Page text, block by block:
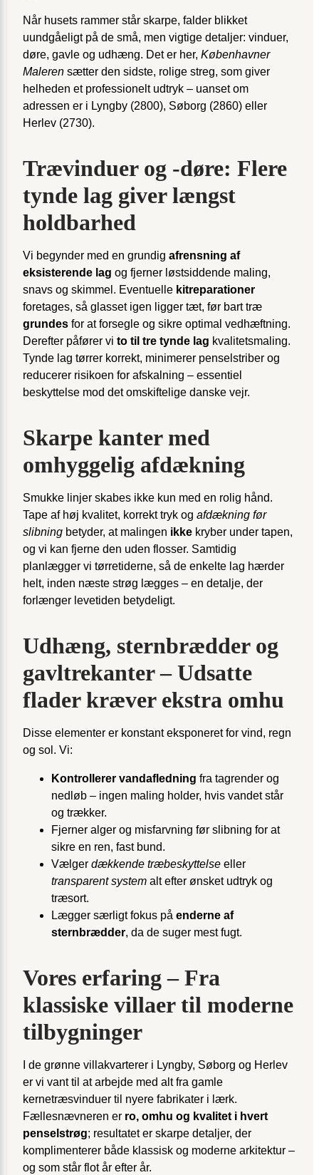
Når husets rammer står skarpe, falder blikket
uundgåeligt på de små, men vigtige detaljer: vinduer,
døre, gavle og udhæng. Det er her, Københavner
Maleren sætter den sidste, rolige streg, som giver
helheden et professionelt udtryk – uanset om
adressen er i Lyngby (2800), Søborg (2860) eller
Herlev (2730).
Trævinduer og -døre: Flere
tynde lag giver længst
holdbarhed
Vi begynder med en grundig afrensning af
eksisterende lag og fjerner løstsiddende maling,
snavs og skimmel. Eventuelle kitreparationer
foretages, så glasset igen ligger tæt, før bart træ
grundes for at forsegle og sikre optimal vedhæftning.
Derefter påfører vi to til tre tynde lag kvalitetsmaling.
Tynde lag tørrer korrekt, minimerer penselstriber og
reducerer risikoen for afskalning – essentiel
beskyttelse mod det omskiftelige danske vejr.
Skarpe kanter med
omhyggelig afdækning
Smukke linjer skabes ikke kun med en rolig hånd.
Tape af høj kvalitet, korrekt tryk og afdækning før
slibning betyder, at malingen ikke kryber under tapen,
og vi kan fjerne den uden flosser. Samtidig
planlægger vi tørretiderne, så de enkelte lag hærder
helt, inden næste strøg lægges – en detalje, der
forlænger levetiden betydeligt.
Udhæng, sternbrædder og
gavltrekanter – Udsatte
flader kræver ekstra omhu
Disse elementer er konstant eksponeret for vind, regn
og sol. Vi:
Kontrollerer vandafledning fra tagrender og
nedløb – ingen maling holder, hvis vandet står
og trækker.
Fjerner alger og misfarvning før slibning for at
sikre en ren, fast bund.
Vælger dækkende træbeskyttelse eller
transparent system alt efter ønsket udtryk og
træsort.
Lægger særligt fokus på enderne af
sternbrædder, da de suger mest fugt.
Vores erfaring – Fra
klassiske villaer til moderne
tilbygninger
I de grønne villakvarterer i Lyngby, Søborg og Herlev
er vi vant til at arbejde med alt fra gamle
kernetræsvinduer til nyere fabrikater i lærk.
Fællesnævneren er ro, omhu og kvalitet i hvert
penselstrøg; resultatet er skarpe detaljer, der
komplimenterer både klassisk og moderne arkitektur –
og som står flot år efter år.